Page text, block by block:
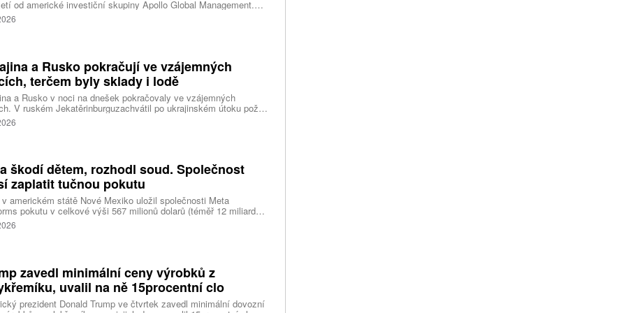
od americké investiční skupiny Apollo Global Management.
oceňuje aerolinku na 5,7 miliardy liber, tedy přibližně 162
korun.
a Rusko pokračují ve vzájemných
terčem byly sklady i lodě
a Rusko v noci na dnešek pokračovaly ve vzájemných
V ruském Jekatěrinburguzachvátil po ukrajinském útoku požár
centrum ruského internetového prodejce Wildberries.
o tom informovala bez podrobností na síti Telegram.
škodí dětem, rozhodl soud. Společnost
zaplatit tučnou pokutu
americkém státě Nové Mexiko uložil společnosti Meta
pokutu v celkové výši 567 milionů dolarů (téměř 12 miliard
za újmu, kterou její platformy Facebook a Instagram působí
lidem. Firma musí změnit způsob ověřování věku.
zavedl minimální ceny výrobků z
uvalil na ně 15procentní clo
prezident Donald Trump ve čtvrtek zavedl minimální dovozní